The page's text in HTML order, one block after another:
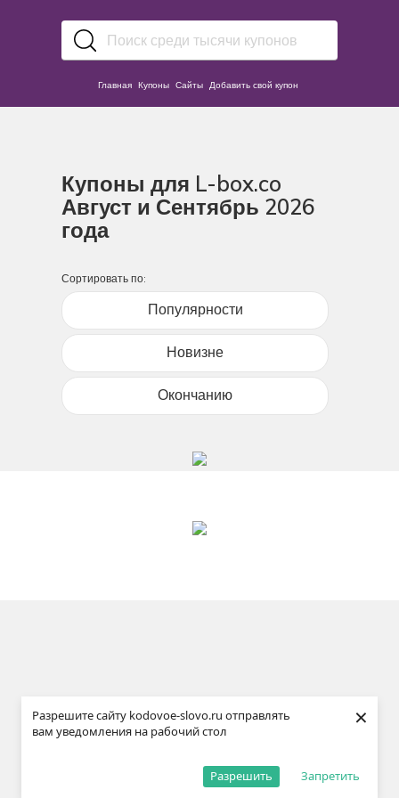
Разрешите сайту kodovoe-slovo.ru отправлять
вам уведомления на рабочий стол
Запретить
Разрешить
×
Главная Купоны Сайты Добавить свой купон
Купоны для L-box.co
Август и Сентябрь 2026
года
Сортировать по:
Популярности
Новизне
Окончанию